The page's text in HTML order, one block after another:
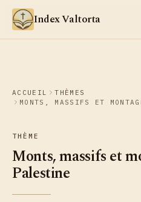
Aller au contenu
Index Valtorta
ACCUEIL
THÈMES
MONTS, MASSIFS ET
THÈME
Monts, massifs et
Palestine